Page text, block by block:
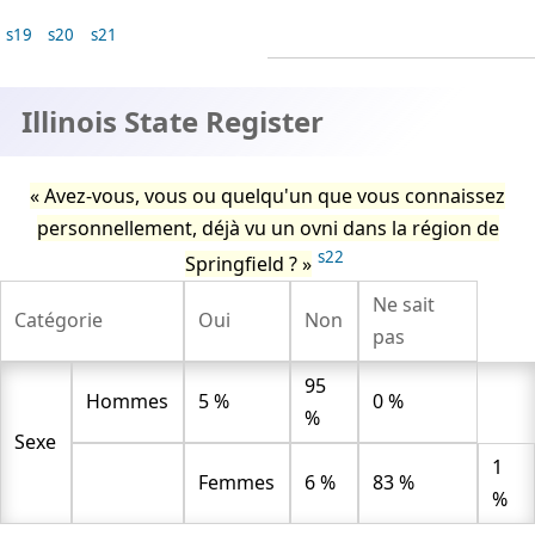
s19 s20 s21
Illinois State Register
Avez-vous, vous ou quelqu'un que vous connaissez
personnellement, déjà vu un ovni dans la région de
Springfield ?
s22
Catégorie Oui Non
Ne sait
pas
Sexe
Hommes 5 %
95
%
0 %
Femmes 6 % 83 %
1
%